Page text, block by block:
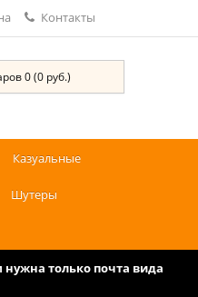
Контакты
0 (0 руб.)
Казуальные
Шутеры
только почта вида